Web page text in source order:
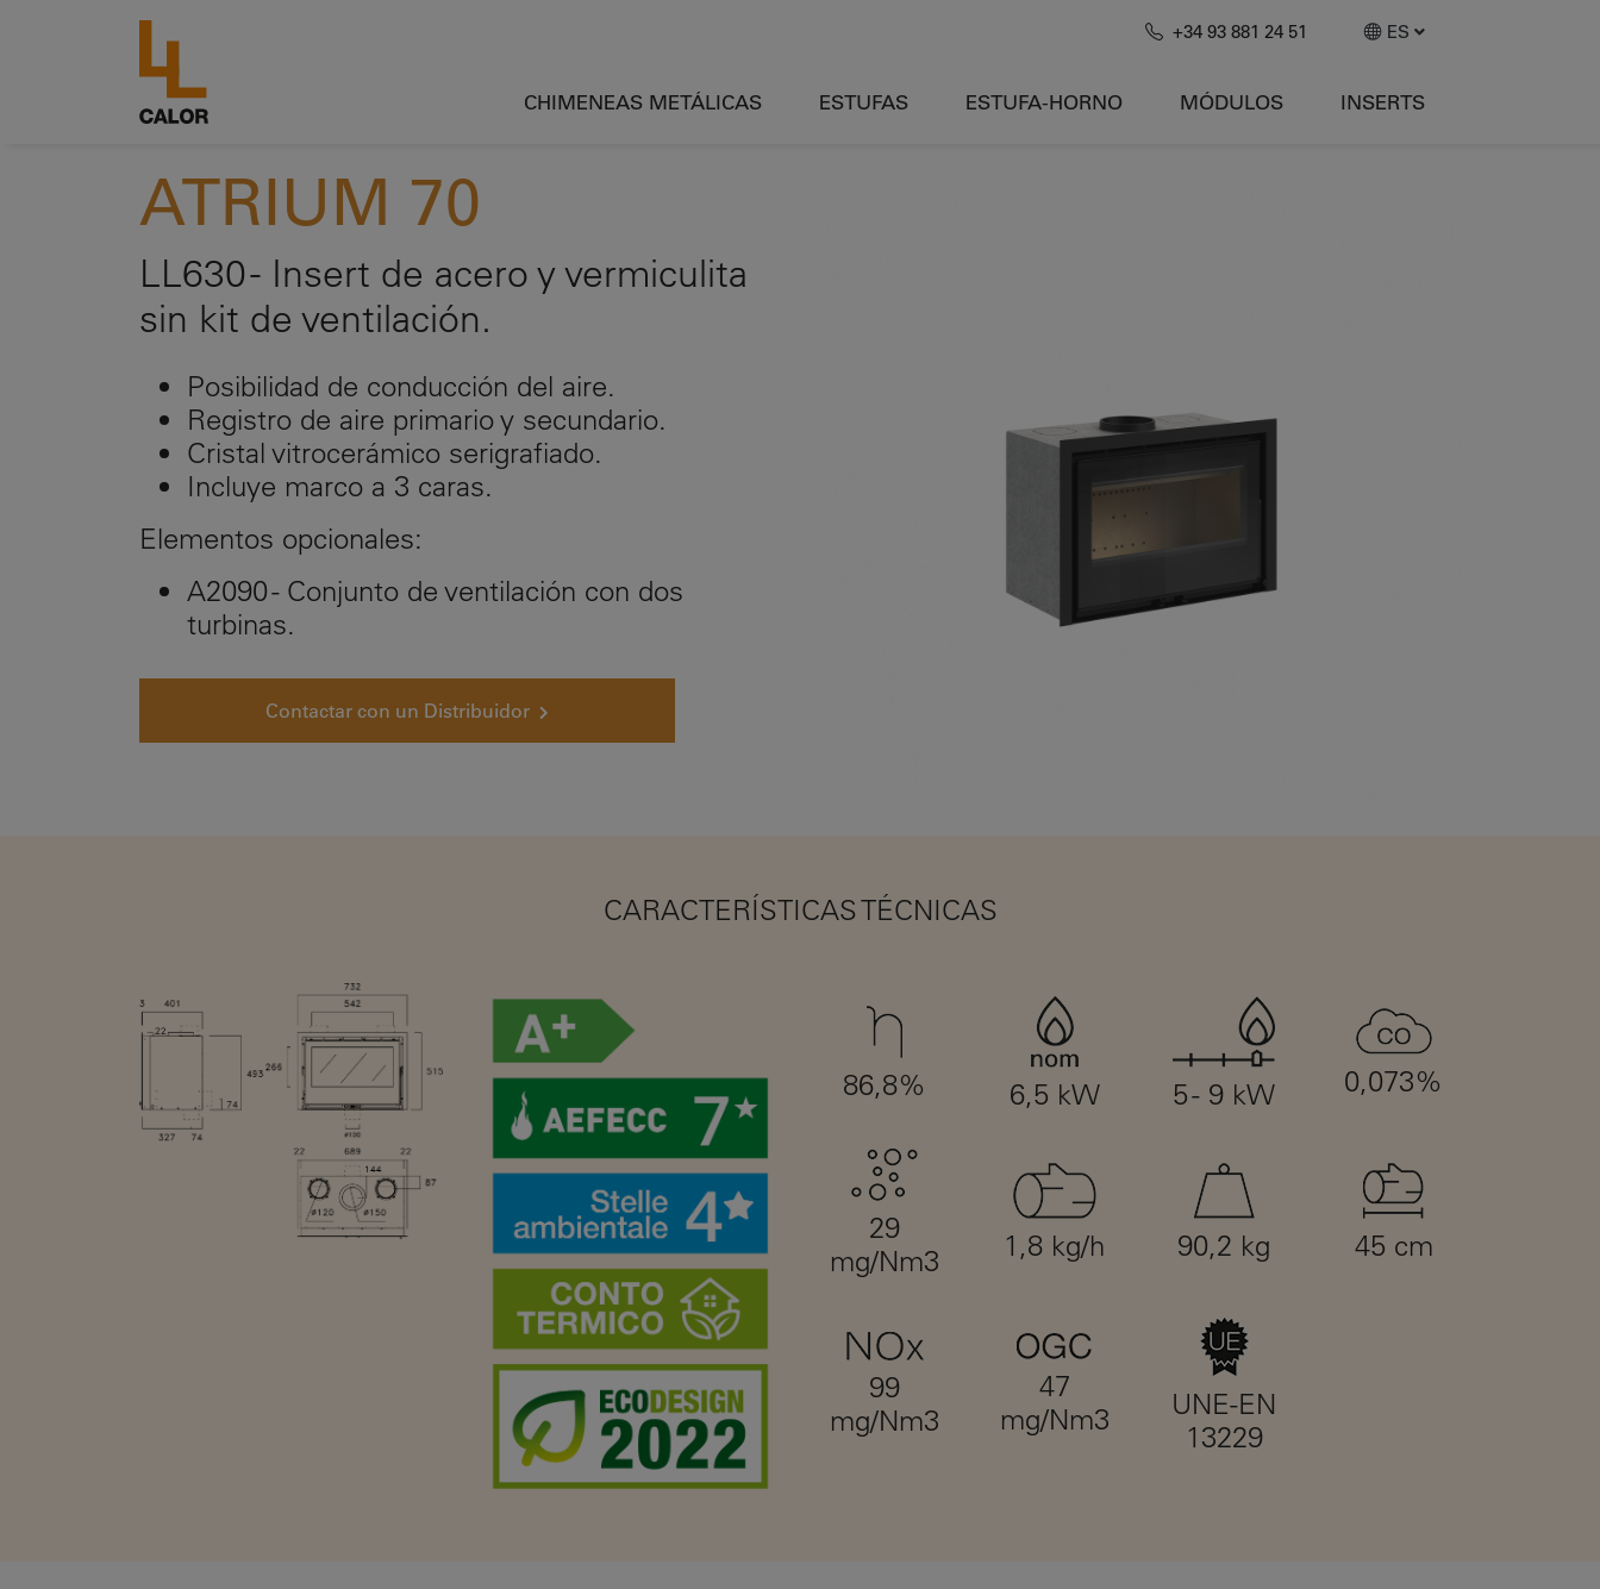
+34 93 881 24 51 ES
CHIMENEAS METÁLICAS ESTUFAS ESTUFA-HORNO MÓDULOS INSERTS
ATRIUM 70
LL630 - Insert de acero y vermiculita
sin kit de ventilación.
Posibilidad de conducción del aire.
Registro de aire primario y secundario.
Cristal vitrocerámico serigrafiado.
Incluye marco a 3 caras.
Elementos opcionales:
A2090 - Conjunto de ventilación con dos
turbinas.
Contactar con un Distribuidor
CARACTERÍSTICAS TÉCNICAS
86,8% 6,5 kW 5 - 9 kW 0,073%
29
mg/Nm3
1,8 kg/h 90,2 kg 45 cm
99
mg/Nm3
47
mg/Nm3
UNE-EN
13229